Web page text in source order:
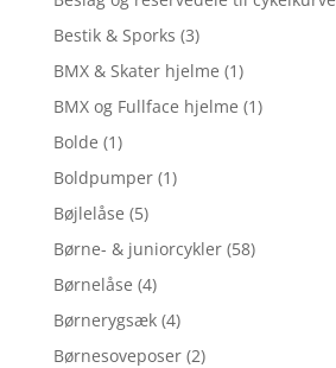
Bestik & Sporks (3)
BMX & Skater hjelme (1)
BMX og Fullface hjelme (1)
Bolde (1)
Boldpumper (1)
Bøjlelåse (5)
Børne- & juniorcykler (58)
Børnelåse (4)
Børnerygsæk (4)
Børnesoveposer (2)